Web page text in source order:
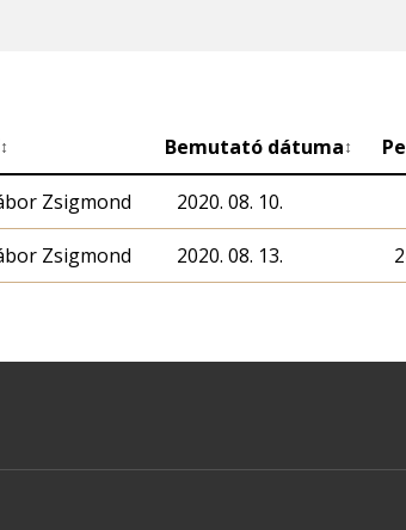
↕ Bemutató dátuma↕
Zsigmond 2020. 08. 10.
Zsigmond 2020. 08. 13.